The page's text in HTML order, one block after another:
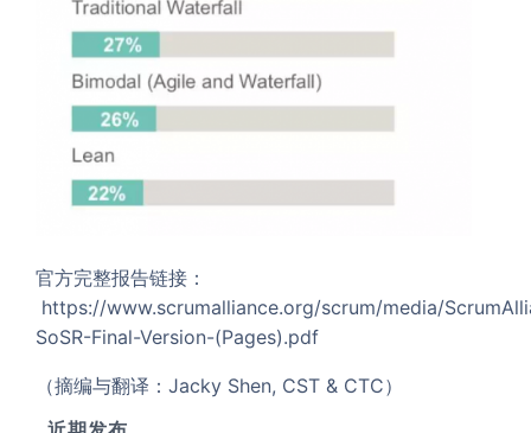
官方完整报告链接：
https://www.scrumalliance.org/scrum/media/
SoSR-Final-Version-(Pages).pdf
（摘编与翻译：Jacky Shen, CST & CTC）